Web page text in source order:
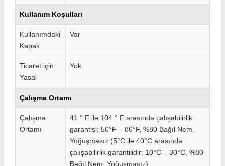
Kullanım Koşulları
Kullanımdaki
Kapak
Var
Ticaret için
Yasal
Yok
Çalışma Ortamı
Çalışma
Ortamı
41 ° F ile 104 ° F arasında çalışabilirlik
garantisi; 50°F – 86°F, %80 Bağıl Nem,
Yoğuşmasız (5°C ile 40°C arasında
çalışabilirlik garantilidir; 10°C – 30°C, %80
Bağıl Nem, Yoğuşmasız)